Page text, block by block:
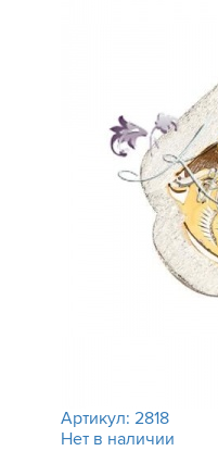
Артикул: 2818
Нет в наличии